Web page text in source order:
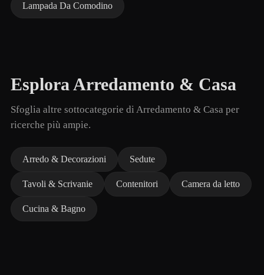
Lampada Da Comodino
Esplora Arredamento & Casa
Sfoglia altre sottocategorie di Arredamento & Casa per
ricerche più ampie.
Arredo & Decorazioni Sedute
Tavoli & Scrivanie Contenitori Camera da letto
Cucina & Bagno